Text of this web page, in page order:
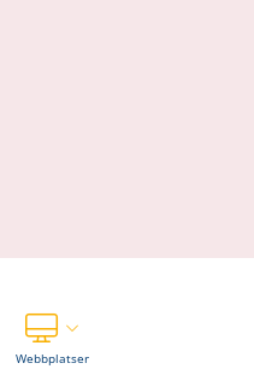
WebbplatserVisa våra andra webbplatser